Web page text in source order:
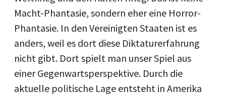
Macht-Phantasie, sondern eher eine Horror-
Phantasie. In den Vereinigten Staaten ist es
anders, weil es dort diese Diktaturerfahrung
nicht gibt. Dort spielt man unser Spiel aus
einer Gegenwartsperspektive. Durch die
aktuelle politische Lage entsteht in Amerika